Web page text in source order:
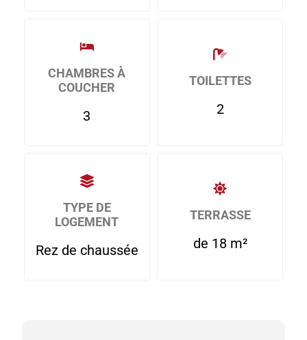
CHAMBRES À
COUCHER
3
TOILETTES
2
TYPE DE
LOGEMENT
Rez de chaussée
TERRASSE
de 18 m²